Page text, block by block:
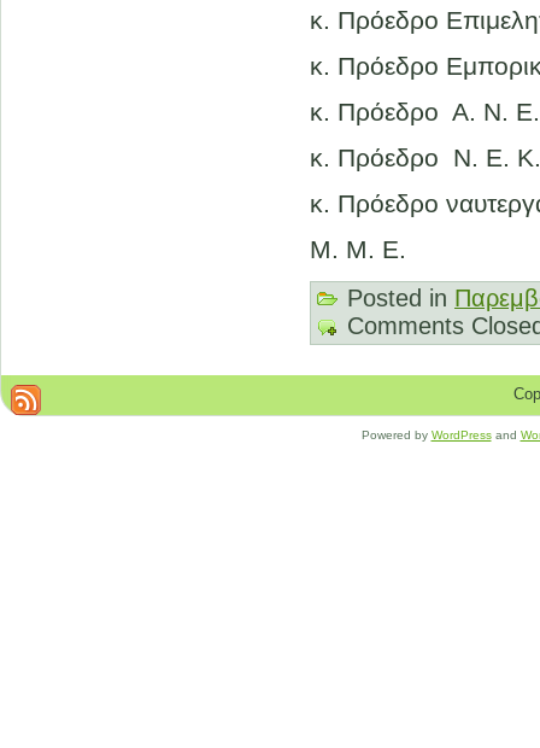
κ. Πρόεδρο
κ. Πρόεδρο
κ. Πρόεδρο Α. Ν.
κ. Πρόεδρο Ν. Ε. Κ.
κ. Πρόεδρο
M. M. E.
Posted in
Comments
Powered by WordPressand